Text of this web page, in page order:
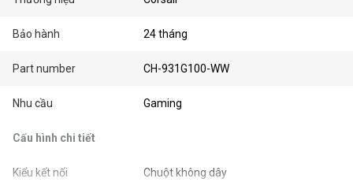
Bảo hành 24 tháng
Part number CH-931G100-WW
Nhu cầu Gaming
Cấu hình chi tiết
Kiểu kết nối Chuột không dây